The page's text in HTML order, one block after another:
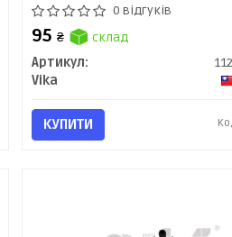
0 відгуків
95₴
склад
Артикул:
Vika
КУПИТИ